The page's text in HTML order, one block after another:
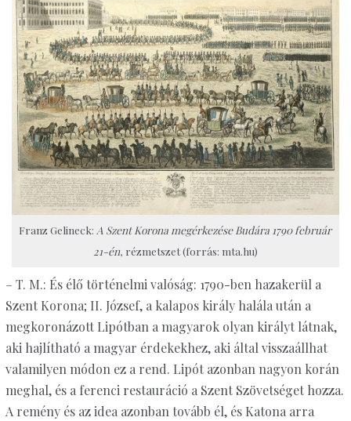
Franz Gelineck: A Szent Korona megérkezése Budára 1790 február
21-én, rézmetszet (forrás: mta.hu)
– T. M.: És élő történelmi valóság: 1790-ben hazakerül a
Szent Korona; II. József, a kalapos király halála után a
megkoronázott Lipótban a magyarok olyan királyt látnak,
aki hajlítható a magyar érdekekhez, aki által visszaállhat
valamilyen módon ez a rend. Lipót azonban nagyon korán
meghal, és a ferenci restauráció a Szent Szövetséget hozza.
A remény és az idea azonban tovább él, és Katona arra